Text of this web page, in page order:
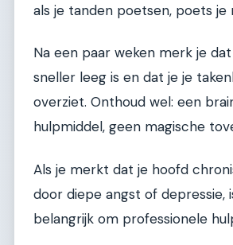
als je tanden poetsen, poets je
Na een paar weken merk je
sneller leeg is en dat je je
overziet. Onthoud wel: een
hulpmiddel, geen magische
Als je merkt dat je hoofd
door diepe angst of depressie,
belangrijk om professionele